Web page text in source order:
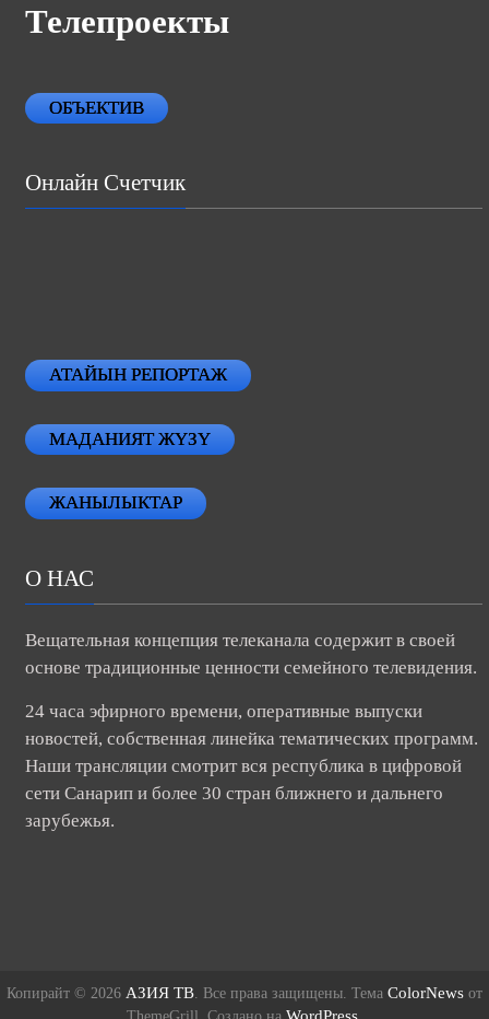
Телепроекты
ОБЪЕКТИВ
Онлайн Счетчик
АТАЙЫН РЕПОРТАЖ
МАДАНИЯТ ЖҮЗҮ
ЖАНЫЛЫКТАР
О НАС
Вещательная концепция телеканала содержит в своей
основе традиционные ценности семейного телевидения.
24 часа эфирного времени, оперативные выпуски
новостей, собственная линейка тематических программ.
Наши трансляции смотрит вся республика в цифровой
сети Санарип и более 30 стран ближнего и дальнего
зарубежья.
Копирайт © 2026 АЗИЯ ТВ . Все права защищены. Тема ColorNews от
ThemeGrill. Создано на WordPress